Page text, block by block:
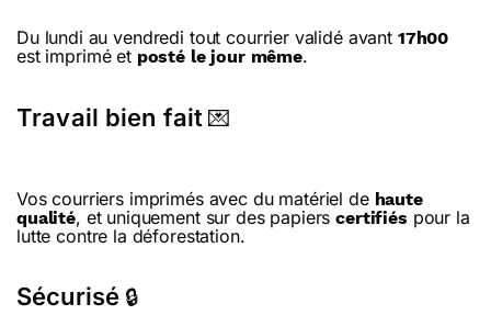
Du lundi au vendredi tout courrier validé avant 17h00
est imprimé et posté le jour même.
Travail bien fait 💌
Vos courriers imprimés avec du matériel de haute
qualité, et uniquement sur des papierscertifiés pour la
lutte contre la déforestation.
Sécurisé 🔒